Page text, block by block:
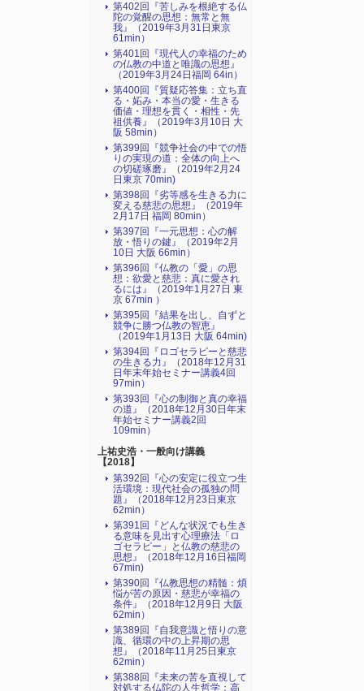
第402回『苦しみを根絶する仏
陀の覚醒の思想：無常と無
我』（2019年3月31日東京
61min）
第401回『現代人の幸福のため
の仏教の中道と唯識の思想』
（2019年3月24日福岡 64in）
第400回『質疑応答集：立ち直
る・妬み・本当の愛・生きる
価値・理想を貫く・相性・先
祖供養』（2019年3月10日 大
阪 58min）
第399回『競争社会の中での悟
りの実現の道：全体の向上へ
の切磋琢磨』（2019年2月24
日東京 70min)
第398回『劣等感を生きる力に
変える慈悲の思想』（2019年
2月17日 福岡 80min）
第397回『一元思想：心の解
放・悟りの鍵』（2019年2月
10日 大阪 66min）
第396回『仏教の「愛」の思
想：欲愛と慈悲：真に愛され
るには』（2019年1月27日 東
京 67min ）
第395回『結果を出し、自ずと
競争に勝つ仏教の智恵』
（2019年1月13日 大阪 64min)
第394回『ロゴセラピーと慈悲
の生きる力』（2018年12月31
日年末年始セミナー講義4回
97min）
第393回『心の制御と真の幸福
の道』（2018年12月30日年末
年始セミナー講義2回
109min）
上祐史浩・一般向け講義
【2018】
第392回『心の安定に役立つ生
活環境：現代社会の孤独の問
題』（2018年12月23日東京
62min）
第391回『どんな状況でも生き
る意味を見出す心理療法「ロ
ゴセラピー」と仏教の慈悲の
思想』（2018年12月16日福岡
67min)
第390回『仏教思想の精髄：煩
悩が苦の原因・慈悲が幸福の
条件』（2018年12月9日 大阪
62min）
第389回『自我意識と悟りの意
識、循環の中の上昇期の思
想』（2018年11月25日東京
62min）
第388回『未来の苦を直視して
対処する仏陀の人生哲学：高